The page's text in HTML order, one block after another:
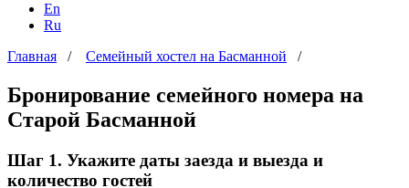
En
Ru
Главная / Семейный хостел на Басманной /
Бронирование семейного номера на
Старой Басманной
Шаг 1. Укажите даты заезда и выезда и
количество гостей